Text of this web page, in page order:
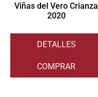
Viñas del Vero Crianza
2020
DETALLES
COMPRAR